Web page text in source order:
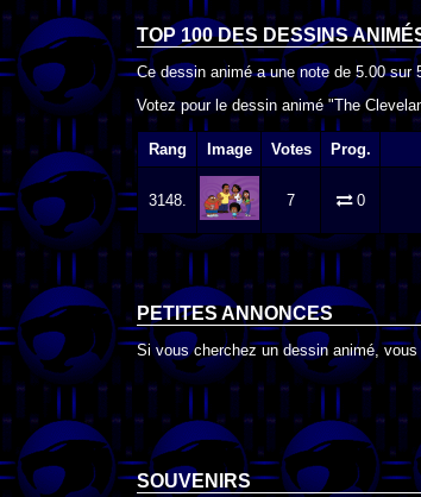
TOP 100 DES DESSINS
Ce dessin animé a une note de 5.00sur
Votez pour le dessin animé "The
Rang Image Votes Prog.
3148. 7 0
PETITES ANNONCES
Si vous cherchez un dessin animé, vous
SOUVENIRS